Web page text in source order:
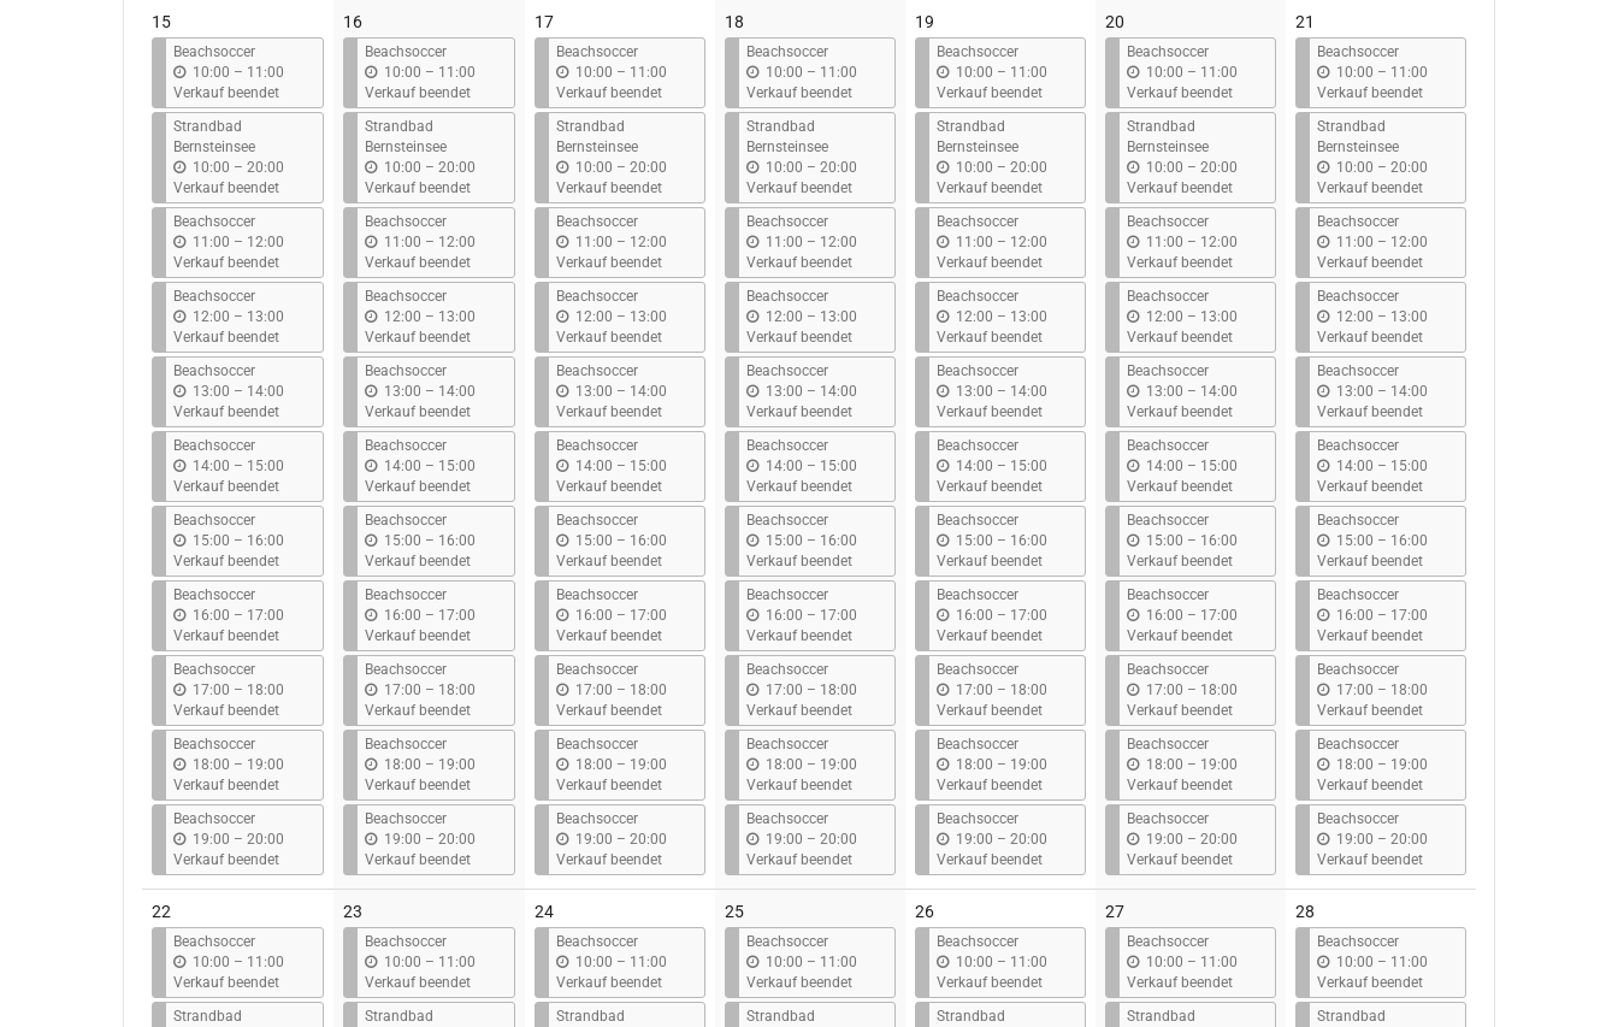
15
Beachsoccer
10:00 – b
i
s
11:00
Verkauf beendet
Strandbad
Bernsteinsee
10:00 – b
i
s
20:00
Verkauf beendet
Beachsoccer
11:00 – b
i
s
12:00
Verkauf beendet
Beachsoccer
12:00 – b
i
s
13:00
Verkauf beendet
Beachsoccer
13:00 – b
i
s
14:00
Verkauf beendet
Beachsoccer
14:00 – b
i
s
15:00
Verkauf beendet
Beachsoccer
15:00 – b
i
s
16:00
Verkauf beendet
Beachsoccer
16:00 – b
i
s
17:00
Verkauf beendet
Beachsoccer
17:00 – b
i
s
18:00
Verkauf beendet
Beachsoccer
18:00 – b
i
s
19:00
Verkauf beendet
Beachsoccer
19:00 – b
i
s
20:00
Verkauf beendet
16
Beachsoccer
10:00 – b
i
s
11:00
Verkauf beendet
Strandbad
Bernsteinsee
10:00 – b
i
s
20:00
Verkauf beendet
Beachsoccer
11:00 – b
i
s
12:00
Verkauf beendet
Beachsoccer
12:00 – b
i
s
13:00
Verkauf beendet
Beachsoccer
13:00 – b
i
s
14:00
Verkauf beendet
Beachsoccer
14:00 – b
i
s
15:00
Verkauf beendet
Beachsoccer
15:00 – b
i
s
16:00
Verkauf beendet
Beachsoccer
16:00 – b
i
s
17:00
Verkauf beendet
Beachsoccer
17:00 – b
i
s
18:00
Verkauf beendet
Beachsoccer
18:00 – b
i
s
19:00
Verkauf beendet
Beachsoccer
19:00 – b
i
s
20:00
Verkauf beendet
17
Beachsoccer
10:00 – b
i
s
11:00
Verkauf beendet
Strandbad
Bernsteinsee
10:00 – b
i
s
20:00
Verkauf beendet
Beachsoccer
11:00 – b
i
s
12:00
Verkauf beendet
Beachsoccer
12:00 – b
i
s
13:00
Verkauf beendet
Beachsoccer
13:00 – b
i
s
14:00
Verkauf beendet
Beachsoccer
14:00 – b
i
s
15:00
Verkauf beendet
Beachsoccer
15:00 – b
i
s
16:00
Verkauf beendet
Beachsoccer
16:00 – b
i
s
17:00
Verkauf beendet
Beachsoccer
17:00 – b
i
s
18:00
Verkauf beendet
Beachsoccer
18:00 – b
i
s
19:00
Verkauf beendet
Beachsoccer
19:00 – b
i
s
20:00
Verkauf beendet
18
Beachsoccer
10:00 – b
i
s
11:00
Verkauf beendet
Strandbad
Bernsteinsee
10:00 – b
i
s
20:00
Verkauf beendet
Beachsoccer
11:00 – b
i
s
12:00
Verkauf beendet
Beachsoccer
12:00 – b
i
s
13:00
Verkauf beendet
Beachsoccer
13:00 – b
i
s
14:00
Verkauf beendet
Beachsoccer
14:00 – b
i
s
15:00
Verkauf beendet
Beachsoccer
15:00 – b
i
s
16:00
Verkauf beendet
Beachsoccer
16:00 – b
i
s
17:00
Verkauf beendet
Beachsoccer
17:00 – b
i
s
18:00
Verkauf beendet
Beachsoccer
18:00 – b
i
s
19:00
Verkauf beendet
Beachsoccer
19:00 – b
i
s
20:00
Verkauf beendet
19
Beachsoccer
10:00 – b
i
s
11:00
Verkauf beendet
Strandbad
Bernsteinsee
10:00 – b
i
s
20:00
Verkauf beendet
Beachsoccer
11:00 – b
i
s
12:00
Verkauf beendet
Beachsoccer
12:00 – b
i
s
13:00
Verkauf beendet
Beachsoccer
13:00 – b
i
s
14:00
Verkauf beendet
Beachsoccer
14:00 – b
i
s
15:00
Verkauf beendet
Beachsoccer
15:00 – b
i
s
16:00
Verkauf beendet
Beachsoccer
16:00 – b
i
s
17:00
Verkauf beendet
Beachsoccer
17:00 – b
i
s
18:00
Verkauf beendet
Beachsoccer
18:00 – b
i
s
19:00
Verkauf beendet
Beachsoccer
19:00 – b
i
s
20:00
Verkauf beendet
20
Beachsoccer
10:00 – b
i
s
11:00
Verkauf beendet
Strandbad
Bernsteinsee
10:00 – b
i
s
20:00
Verkauf beendet
Beachsoccer
11:00 – b
i
s
12:00
Verkauf beendet
Beachsoccer
12:00 – b
i
s
13:00
Verkauf beendet
Beachsoccer
13:00 – b
i
s
14:00
Verkauf beendet
Beachsoccer
14:00 – b
i
s
15:00
Verkauf beendet
Beachsoccer
15:00 – b
i
s
16:00
Verkauf beendet
Beachsoccer
16:00 – b
i
s
17:00
Verkauf beendet
Beachsoccer
17:00 – b
i
s
18:00
Verkauf beendet
Beachsoccer
18:00 – b
i
s
19:00
Verkauf beendet
Beachsoccer
19:00 – b
i
s
20:00
Verkauf beendet
21
Beachsoccer
10:00 – b
i
s
11:00
Verkauf beendet
Strandbad
Bernsteinsee
10:00 – b
i
s
20:00
Verkauf beendet
Beachsoccer
11:00 – b
i
s
12:00
Verkauf beendet
Beachsoccer
12:00 – b
i
s
13:00
Verkauf beendet
Beachsoccer
13:00 – b
i
s
14:00
Verkauf beendet
Beachsoccer
14:00 – b
i
s
15:00
Verkauf beendet
Beachsoccer
15:00 – b
i
s
16:00
Verkauf beendet
Beachsoccer
16:00 – b
i
s
17:00
Verkauf beendet
Beachsoccer
17:00 – b
i
s
18:00
Verkauf beendet
Beachsoccer
18:00 – b
i
s
19:00
Verkauf beendet
Beachsoccer
19:00 – b
i
s
20:00
Verkauf beendet
22
Beachsoccer
10:00 – b
i
s
11:00
Verkauf beendet
Strandbad
23
Beachsoccer
10:00 – b
i
s
11:00
Verkauf beendet
Strandbad
24
Beachsoccer
10:00 – b
i
s
11:00
Verkauf beendet
Strandbad
25
Beachsoccer
10:00 – b
i
s
11:00
Verkauf beendet
Strandbad
26
Beachsoccer
10:00 – b
i
s
11:00
Verkauf beendet
Strandbad
27
Beachsoccer
10:00 – b
i
s
11:00
Verkauf beendet
Strandbad
28
Beachsoccer
10:00 – b
i
s
11:00
Verkauf beendet
Strandbad